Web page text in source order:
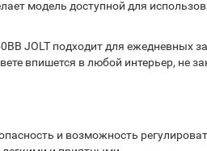
модель доступной для
JOLT подходит для ежедневных
впишется в любой интерьер, не
и возможность